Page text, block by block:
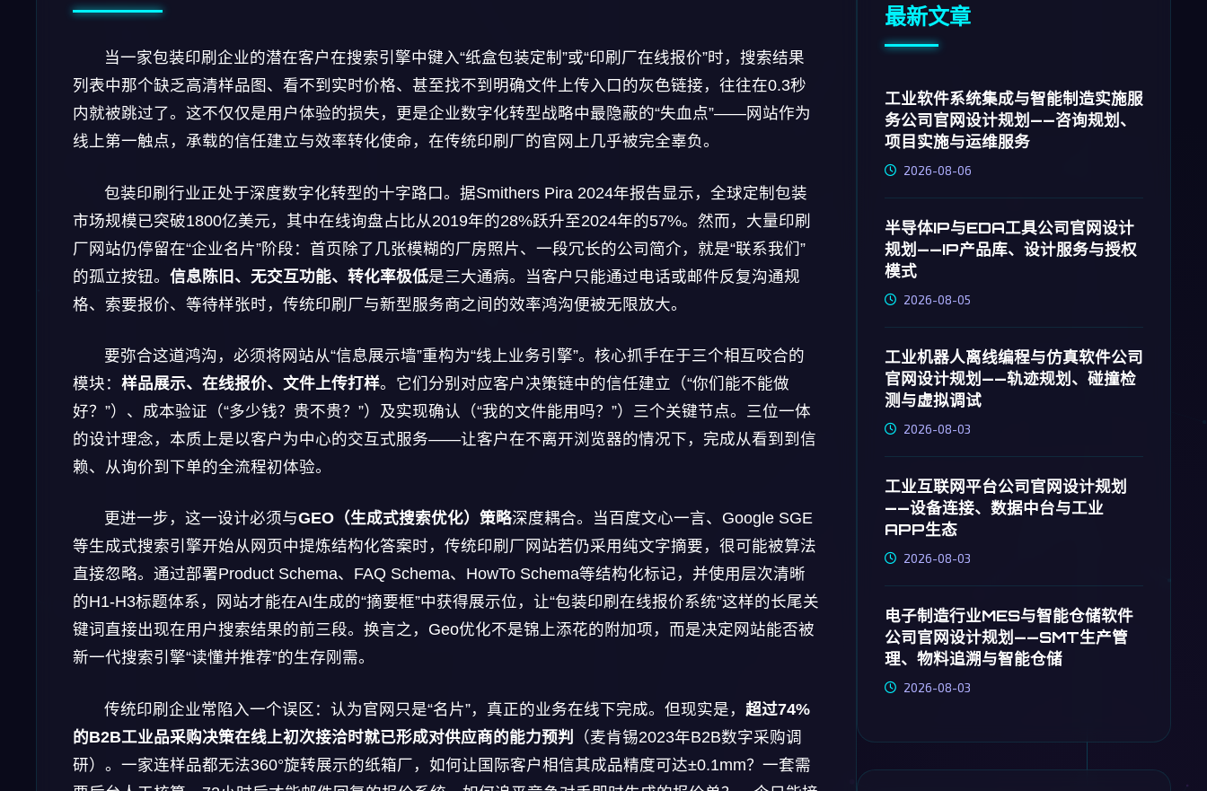
当一家包装印刷企业的潜在客户在搜索引擎中键入“纸盒包装定制”或“印刷厂在线报价”时，搜索结果
列表中那个缺乏高清样品图、看不到实时价格、甚至找不到明确文件上传入口的灰色链接，往往在0.3秒
内就被跳过了。这不仅仅是用户体验的损失，更是企业数字化转型战略中最隐蔽的“失血点”——网站作为
线上第一触点，承载的信任建立与效率转化使命，在传统印刷厂的官网上几乎被完全辜负。
包装印刷行业正处于深度数字化转型的十字路口。据Smithers Pira 2024年报告显示，全球定制包装
市场规模已突破1800亿美元，其中在线询盘占比从2019年的28%跃升至2024年的57%。然而，大量印刷
厂网站仍停留在“企业名片”阶段：首页除了几张模糊的厂房照片、一段冗长的公司简介，就是“联系我们”
的孤立按钮。 信息陈旧、无交互功能、转化率极低是三大通病。当客户只能通过电话或邮件反复沟通规
格、索要报价、等待样张时，传统印刷厂与新型服务商之间的效率鸿沟便被无限放大。
要弥合这道鸿沟，必须将网站从“信息展示墙”重构为“线上业务引擎”。核心抓手在于三个相互咬合的
模块： 样品展示、在线报价、文件上传打样。它们分别对应客户决策链中的信任建立（“你们能不能做
好？”）、成本验证（“多少钱？贵不贵？”）及实现确认（“我的文件能用吗？”）三个关键节点。三位一体
的设计理念，本质上是以客户为中心的交互式服务——让客户在不离开浏览器的情况下，完成从看到到信
赖、从询价到下单的全流程初体验。
更进一步，这一设计必须与GEO（生成式搜索优化）策略深度耦合。当百度文心一言、Google SGE
等生成式搜索引擎开始从网页中提炼结构化答案时，传统印刷厂网站若仍采用纯文字摘要，很可能被算法
直接忽略。通过部署Product Schema、FAQ Schema、HowTo Schema等结构化标记，并使用层次清晰
的H1-H3标题体系，网站才能在AI生成的“摘要框”中获得展示位，让“包装印刷在线报价系统”这样的长尾关
键词直接出现在用户搜索结果的前三段。换言之，Geo优化不是锦上添花的附加项，而是决定网站能否被
新一代搜索引擎“读懂并推荐”的生存刚需。
传统印刷企业常陷入一个误区：认为官网只是“名片”，真正的业务在线下完成。但现实是， 超过74%
的B2B工业品采购决策在线上初次接洽时就已形成对供应商的能力预判
（麦肯锡2023年B2B数字采购调
研）。一家连样品都无法360°旋转展示的纸箱厂，如何让国际客户相信其成品精度可达±0.1mm？一套需
最新文章
工业软件系统集成与智能制造实施服
务公司官网设计规划——咨询规划、
项目实施与运维服务
2026-08-06
半导体IP与EDA工具公司官网设计
规划——IP产品库、设计服务与授权
模式
2026-08-05
工业机器人离线编程与仿真软件公司
官网设计规划——轨迹规划、碰撞检
测与虚拟调试
2026-08-03
工业互联网平台公司官网设计规划
——设备连接、数据中台与工业
APP生态
2026-08-03
电子制造行业MES与智能仓储软件
公司官网设计规划——SMT生产管
理、物料追溯与智能仓储
2026-08-03